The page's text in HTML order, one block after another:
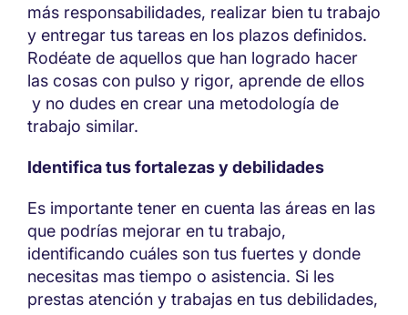
más responsabilidades, realizar bien tu trabajo
y entregar tus tareas en los plazos definidos.
Rodéate de aquellos que han logrado hacer
las cosas con pulso y rigor, aprende de ellos
y no dudes en crear una metodología de
trabajo similar.
Identifica tus fortalezas y debilidades
Es importante tener en cuenta las áreas en las
que podrías mejorar en tu trabajo,
identificando cuáles son tus fuertes y donde
necesitas mas tiempo o asistencia. Si les
prestas atención y trabajas en tus debilidades,